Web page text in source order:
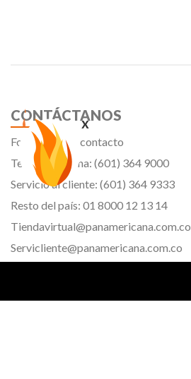
x
CONTÁCTANOS
Formulario de contacto
Teléfono oficina: (601) 364 9000
Servicio al cliente: (601) 364 9333
Resto del país: 01 8000 12 13 14
Tiendavirtual@panamericana.com.co
Servicliente@panamericana.com.co